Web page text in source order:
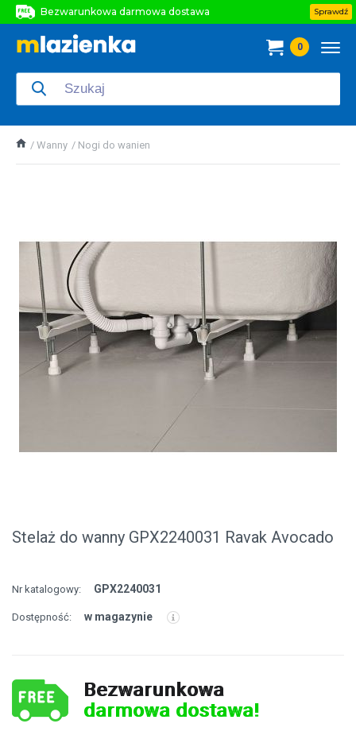
Bezwarunkowa darmowa dostawa
Bezwarunkowa darmowa dostawa
Sprawdź
0
Wanny Nogi do wanien
Stelaż do wanny GPX2240031 Ravak Avocado
Nr katalogowy: GPX2240031
Dostępność: w magazynie
Bezwarunkowa
darmowa dostawa!